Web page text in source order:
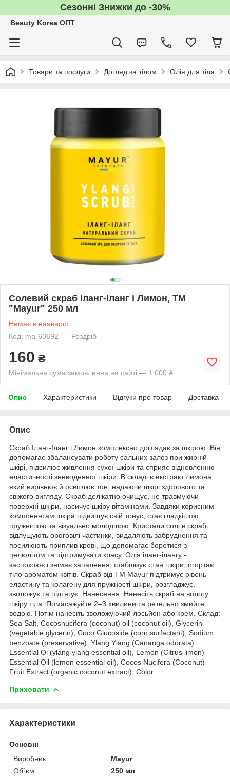
Сезонні Знижки до -30%
Beauty Korea ОПТ
Товари та послуги Догляд за тілом Олія для тіла
Солевий скраб Іланг-Іланг і Лимон, ТМ
"Mayur" 250 мл
Немає в наявності
Код: ma-60692
Роздріб
160 ₴
Мінімальна сума замовлення на сайті — 1 000 ₴
Опис Характеристики Відгуки про товар Доставка
Опис
Скраб Іланг-Іланг і Лимон комплексно доглядає за шкірою. Він
допомагає збалансувати роботу сальних залоз при жирній
шкірі, підсилює живлення сухої шкіри та сприяє відновленню
еластичності зневодненої шкіри. В складі є екстракт лимона,
який вирівнює й освітлює тон, надаючи шкірі здорового та
свіжого вигляду. Скраб делікатно очищує, не травмуючи
поверхні шкіри, насичує шкіру вітамінами. Завдяки корисним
компонентам шкіра підвищує свій тонус, стає гладкішою,
пружнішою та візуально молодшою. Кристали солі в скрабі
відлущують ороговілі частинки, видаляють забруднення та
посилюють приплив крові, що допомагає боротися з
целюлітом та підтримувати красу. Олія іланг-ілангу -
заспокоює і знімає запалення, стабілізує стан шкіри, огортає
тіло ароматом квітів. Скраб від ТМ Mayur підтримує рівень
еластину та колагену для пружності шкіри, розгладжує,
зволожує та підтягує. Нанесення: Нанесіть скраб на вологу
шкіру тіла. Помасажуйте 2–3 хвилини та ретельно змийте
водою. Потім нанесіть зволожуючий лосьйон або крем. Склад:
Sea Salt, Cocosnucifera (coconut) oil (coconut oil), Glycerin
(vegetable glycerin), Coco Glucoside (corn surfactant), Sodium
benzoate (preservative), Ylang Ylang (Cananga odorata)
Essential Oi (ylang ylang essential oil), Lemon (Citrus limon)
Essential Oil (lemon essential oil), Cocos Nucifera (Coconut)
Fruit Extract (organic coconut extract), Color.
Приховати
Характеристики
Основні
Виробник
Mayur
Об`єм
250 мл